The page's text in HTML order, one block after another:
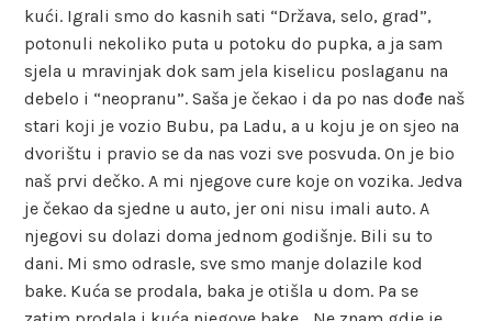
kući. Igrali smo do kasnih sati “Država, selo, grad”,
potonuli nekoliko puta u potoku do pupka, a ja sam
sjela u mravinjak dok sam jela kiselicu poslaganu na
debelo i “neopranu”. Saša je čekao i da po nas dođe naš
stari koji je vozio Bubu, pa Ladu, a u koju je on sjeo na
dvorištu i pravio se da nas vozi sve posvuda. On je bio
naš prvi dečko. A mi njegove cure koje on vozika. Jedva
je čekao da sjedne u auto, jer oni nisu imali auto. A
njegovi su dolazi doma jednom godišnje. Bili su to
dani. Mi smo odrasle, sve smo manje dolazile kod
bake. Kuća se prodala, baka je otišla u dom. Pa se